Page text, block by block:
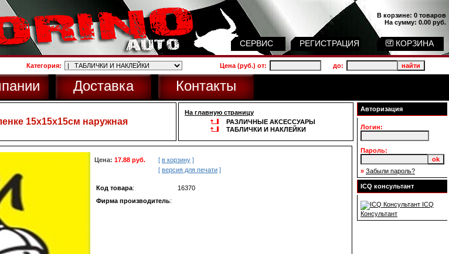
В корзине: 0 товаров
На сумму: 0.00 руб.
СЕРВИС РЕГИСТРАЦИЯ КОРЗИНА
Категория: Цена (руб.) от: до:
Доставка Контакты
15х15х15см наружная
На главную страницу
РАЗЛИЧНЫЕ АКСЕССУАРЫ
ТАБЛИЧКИ И НАКЛЕЙКИ
Цена: 17.88 руб. [ в корзину ]
[ версия для печати ]
Код товара:
16370
Фирма производитель:
Авторизация
Логин:
Пароль:
» Забыли пароль?
ICQ консультант
ICQ
Консультант